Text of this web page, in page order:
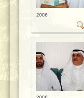
2006